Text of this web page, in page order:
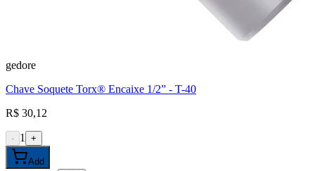
gedore
Chave Soquete Torx® Encaixe 1/2” - T-40
R$ 30,12
- 1 +
Add